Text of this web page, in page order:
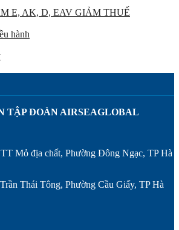
E, AK, D, EAV GIẢM THUẾ
hành
TẬP ĐOÀN AIRSEAGLOBAL
Mỏ địa chất, Phường Đông Ngạc, TP Hà
Thái Tông, Phường Cầu Giấy, TP Hà